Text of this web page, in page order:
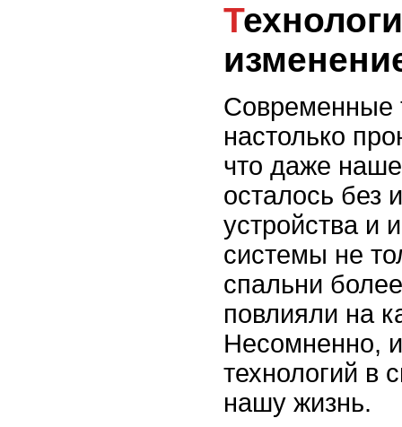
Технологии в спальне:
Современные
настолько
что даже
осталось без
устройства и
системы не
спальни
повлияли на
Несомненно,
технологий в
нашу жизнь.